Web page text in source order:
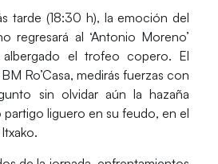
tarde (18:30 h), la emoción del
regresará al ‘Antonio Moreno’
el trofeo copero. El
Ro’Casa, medirás fuerzas con
sin olvidar aún la hazaña
partigo liguero en su feudo, en el